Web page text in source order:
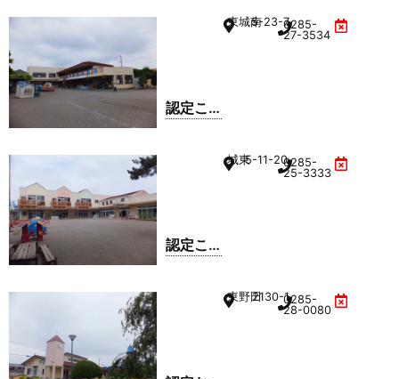
認定こ
東城南5-23-70285-
27-3534
認定こ
城東5-11-200285-
25-3333
東野田2130-10285-
28-0080